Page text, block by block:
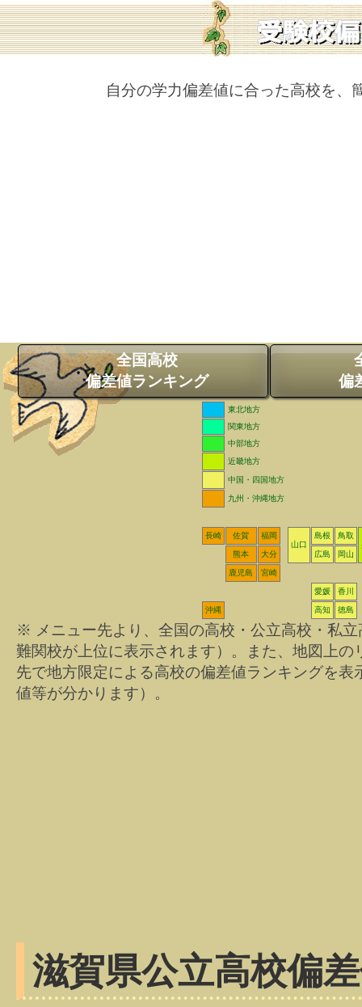
自分の学力偏差値に合った高校を、
全国高校
偏差値ランキング
偏
東北地方
関東地方
中部地方
近畿地方
中国・四国地方
九州・沖縄地方
長崎 佐賀
福岡
山口
島根
鳥取
熊本
大分 広島 岡山
鹿児島 宮崎
愛媛 香川
沖縄 高知 徳島
※ メニュー先より、全国の高校・公立高校・私
難関校が上位に表示されます）。また、地図上
先で地方限定による高校の偏差値ランキングを
値等が分かります）。
滋賀県公立高校偏